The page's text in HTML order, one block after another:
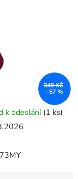
k odeslání (1 ks)
349 KČ
–57 %